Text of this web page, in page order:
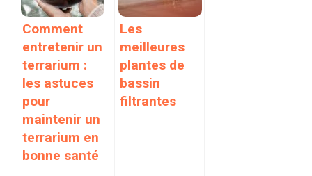
Comment
entretenir un
terrarium :
les astuces
pour
maintenir un
terrarium en
bonne santé
Les
meilleures
plantes de
bassin
filtrantes